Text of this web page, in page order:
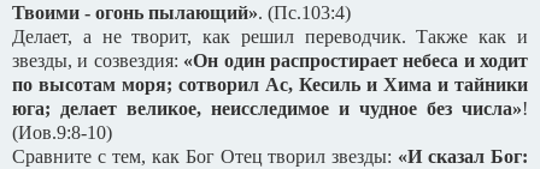
Твоими - огонь пылающий». (Пс.103:4)
Делает, а не творит, как решил переводчик. Также как и
звезды, и созвездия: «Он один распростирает небеса и ходит
по высотам моря; сотворил Ас, Кесиль и Хима и тайники
юга; делает великое, неисследимое и чудное без числа»!
(Иов.9:8-10)
Сравните с тем, как Бог Отец творил звезды: «И сказал Бог: